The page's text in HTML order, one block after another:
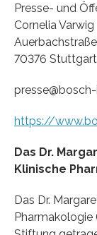
Presse- und
Cornelia Varwig
70376 Stuttgart
https://
Das Dr.
Klinische
Das Dr.
Pharmakologie